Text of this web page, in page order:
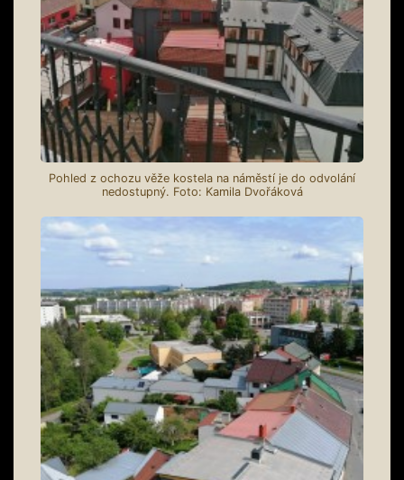
Pohled z ochozu věže kostela na náměstí je do odvolání
nedostupný. Foto: Kamila Dvořáková